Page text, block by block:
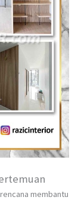
membantu